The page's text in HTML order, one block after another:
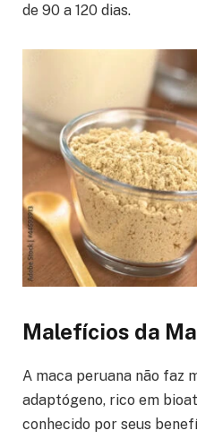
de 90 a 120 dias.
Malefícios da
A maca peruana não faz
adaptógeno, rico em
conhecido por seus